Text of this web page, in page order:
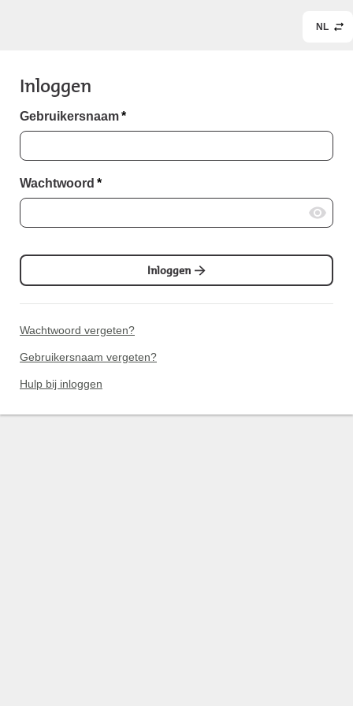
NL
Inloggen
Gebruikersnaam*
Wachtwoord *
Inloggen
Wachtwoord vergeten?
Gebruikersnaam vergeten?
Hulp bij inloggen